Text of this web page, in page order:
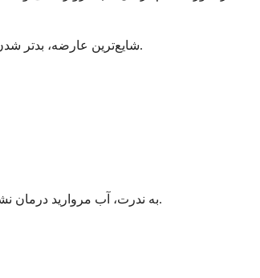
شایع‌ترین عارضه، بدتر شدن بینایی است که در زندگی روزمره شما اختلال ایجاد می‌کند. این می‌تواند رانندگی را خطرناک کند، خطر افتادن را افزایش دهد و کیفیت زندگی شما را کاهش دهد.
به ندرت، آب مروارید درمان نشده می‌تواند باعث تورم عدسی و مسدود شدن تخلیه مایع شود و منجر به افزایش فشار چشم دردناک شود. به همین دلیل است که نظارت منظم بسیار مهم است.